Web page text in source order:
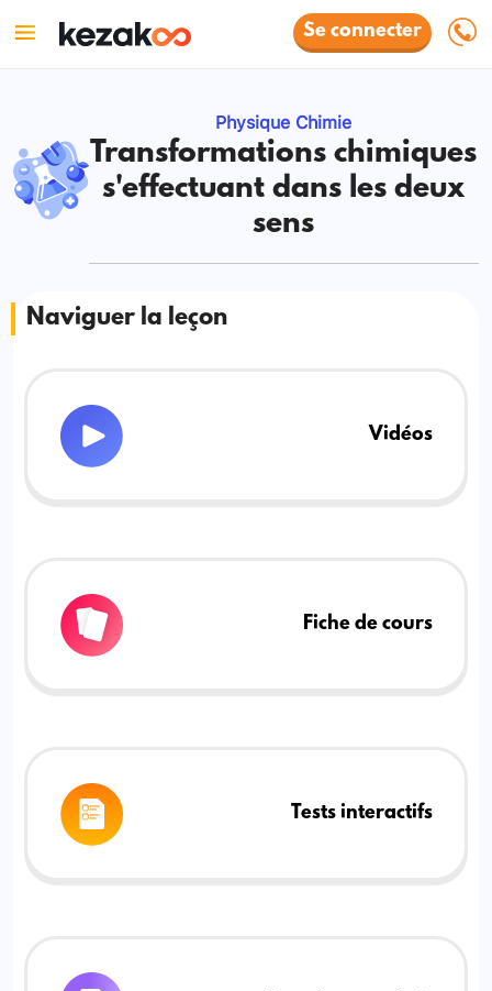
Se connecter
Physique Chimie
Transformations chimiques
s'effectuant dans les deux
sens
Naviguer la leçon
Vidéos
Fiche de cours
Tests interactifs